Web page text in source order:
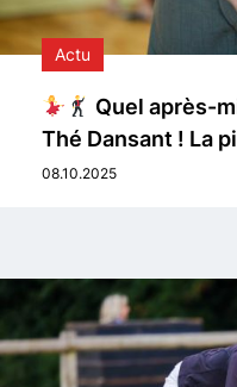
Actu
Quel après-
Thé Dansant ! La
08.10.2025